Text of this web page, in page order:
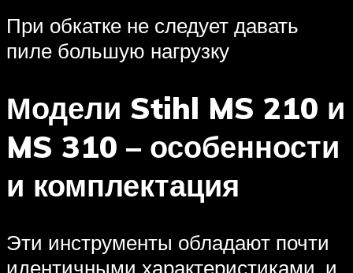
При обкатке не следует давать
пиле большую нагрузку
Модели Stihl MS 210 и
MS 310 – особенности
и комплектация
Эти инструменты обладают почти
идентичными характеристиками, и